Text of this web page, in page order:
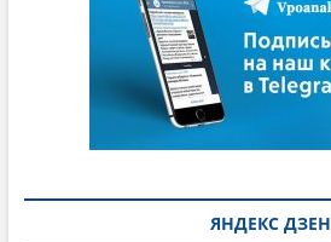
ЯНДЕКС ДЗЕН